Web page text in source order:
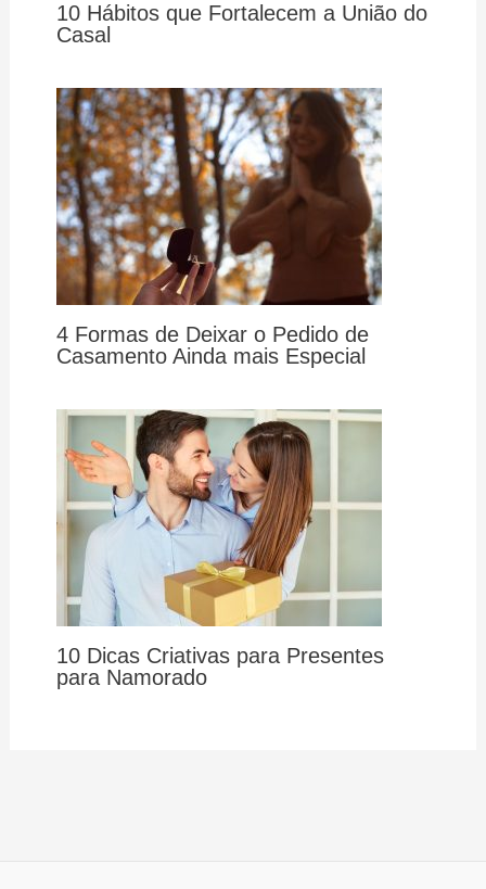
10 Hábitos que Fortalecem a União do
Casal
4 Formas de Deixar o Pedido de
Casamento Ainda mais Especial
10 Dicas Criativas para Presentes
para Namorado